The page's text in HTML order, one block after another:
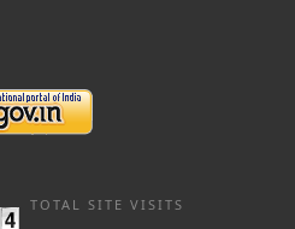
TOTAL SITE VISITS